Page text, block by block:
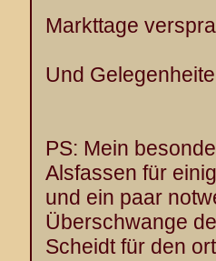
Markttage
Und
PS: Mein
Alsfassen für
und ein paar
Überschwange
Scheidt für den